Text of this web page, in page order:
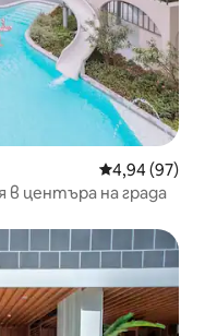
Средна
4,94 (97)
в центъра на града